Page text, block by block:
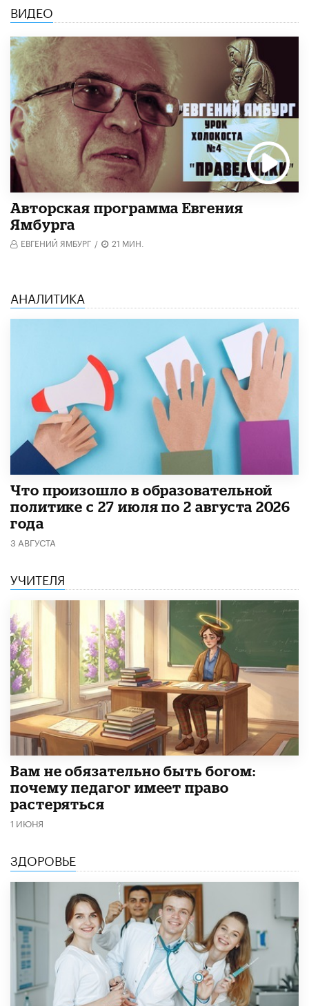
ВИДЕО
Авторская программа Евгения
Ямбурга
ЕВГЕНИЙ ЯМБУРГ / 21 МИН.
АНАЛИТИКА
​Что произошло в образовательной
политике с 27 июля по 2 августа 2026
года
3 АВГУСТА
УЧИТЕЛЯ
​Вам не обязательно быть богом:
почему педагог имеет право
растеряться
1 ИЮНЯ
ЗДОРОВЬЕ